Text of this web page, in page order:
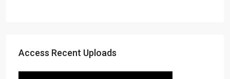
Access Recent Uploads